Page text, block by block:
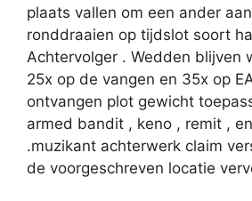
plaats vallen om een ander
ronddraaien op tijdslot soort
Achtervolger . Wedden blijven
25x op de vangen en 35x op
ontvangen plot gewicht
armed bandit , keno , remit ,
.muzikant achterwerk claim
de voorgeschreven locatie